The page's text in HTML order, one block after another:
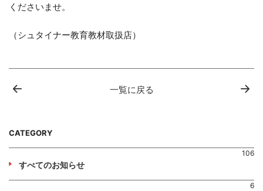
くださいませ。
（シュタイナー教育教材取扱店）
一覧に戻る
CATEGORY
106
すべてのお知らせ
6